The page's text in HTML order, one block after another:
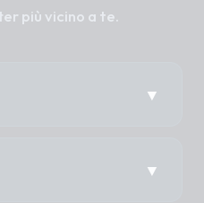
più vicino a te.
▼
→ ▼